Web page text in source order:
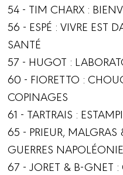
54 - TIM CHARX :
56 - ESPÉ : VIVRE EST
SANTÉ
57 - HUGOT :
60 - FIORETTO :
COPINAGES
61 - TARTRAIS :
65 - PRIEUR, MALGRAS
GUERRES
67 - JORET & B-GNET :